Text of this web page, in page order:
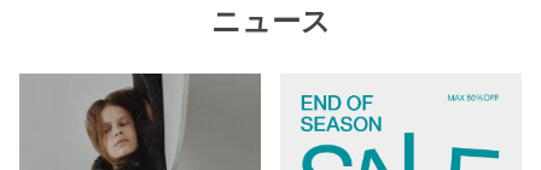
ニュース